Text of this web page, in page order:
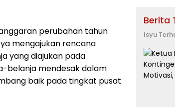
perubahan tahun
mengajukan rencana
yang diajukan pada
belanja mendesak dalam
baik pada tingkat pusat
Berita
Isyu